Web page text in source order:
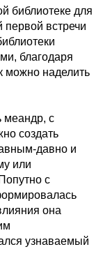
библиотеке для
встречи
благодаря
можно наделить
меандр, с
создать
давно и
или
с
она
узнаваемый